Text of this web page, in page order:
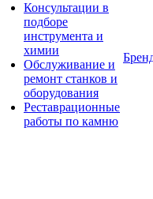
Консультации в
подборе
инструмента и
химии
Обслуживание и
ремонт станков и
оборудования
Реставрационные
работы по камню